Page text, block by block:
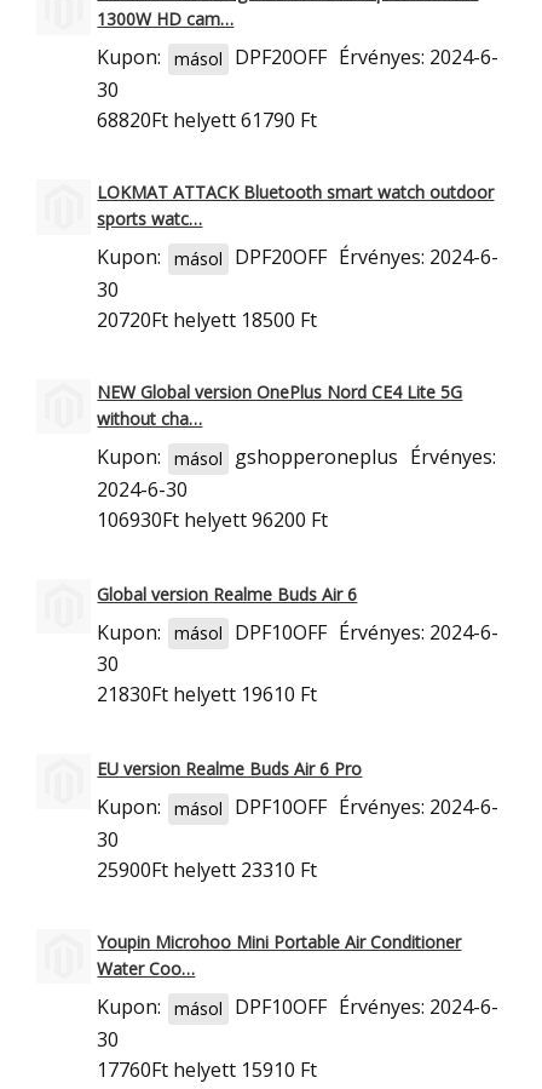
1300W HD cam…
Kupon: másol DPF20OFF Érvényes: 2024-6-
30
68820Ft helyett 61790 Ft
LOKMAT ATTACK Bluetooth smart watch outdoor
sports watc…
Kupon: másol DPF20OFF Érvényes: 2024-6-
30
20720Ft helyett 18500 Ft
NEW Global version OnePlus Nord CE4 Lite 5G
without cha…
Kupon: másol gshopperoneplus Érvényes:
2024-6-30
106930Ft helyett 96200 Ft
Global version Realme Buds Air 6
Kupon: másol DPF10OFF Érvényes: 2024-6-
30
21830Ft helyett 19610 Ft
EU version Realme Buds Air 6 Pro
Kupon: másol DPF10OFF Érvényes: 2024-6-
30
25900Ft helyett 23310 Ft
Youpin Microhoo Mini Portable Air Conditioner
Water Coo…
Kupon: másol DPF10OFF Érvényes: 2024-6-
30
17760Ft helyett 15910 Ft